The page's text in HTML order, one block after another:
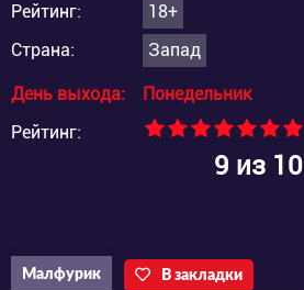
Рейтинг:
18+
Страна:
Запад
День выхода:
Понедельник
Рейтинг:
9 из 10
Малфурик В закладки